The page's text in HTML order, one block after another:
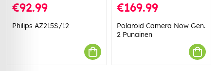
€92.99
Philips AZ215S/12
€169.99
Polaroid Camera Now Gen.
2 Punainen